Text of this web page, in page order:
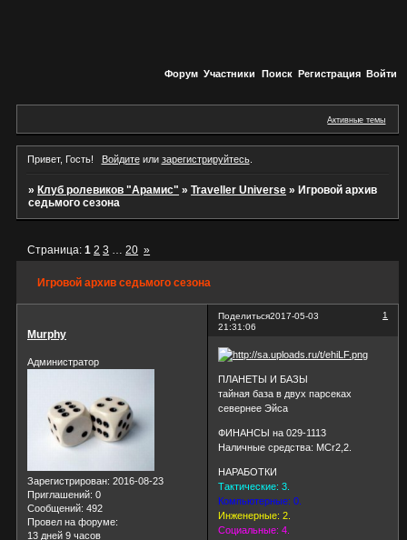
Форум Участники Поиск Регистрация Войти
Активные темы
Привет, Гость! Войдитеили зарегистрируйтесь.
» Клуб ролевиков "Арамис" »Traveller Universe » Игровой архив
седьмого сезона
Игровой архив седьмого сезона
Страница:1 2 3 20 »
Поделиться 1
2017-05-03
21:31:06
Murphy
Администратор
Зарегистрирован: 2016-08-23
Приглашений: 0
Сообщений: 492
Провел на форуме:
13 дней 9 часов
ПЛАНЕТЫ И БАЗЫ
тайная база в двух парсеках
севернее Эйса
ФИНАНСЫ на 029-1113
Наличные средства: MCr2,2.
НАРАБОТКИ
Тактические: 3.
Компьютерные: 0.
Инженерные: 2.
Социальные: 4.